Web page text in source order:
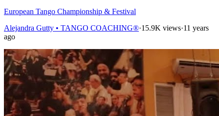
European Tango Championship & Festival
Alejandra Gutty • TANGO COACHING®·15.9K views·11 years
ago